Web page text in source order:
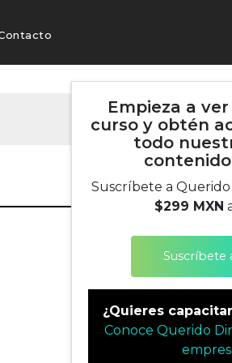
Empieza a
curso y obtén
todo
Suscríbete a
$299 MXN
Suscríbete
¿Quieres
Conoce Querido